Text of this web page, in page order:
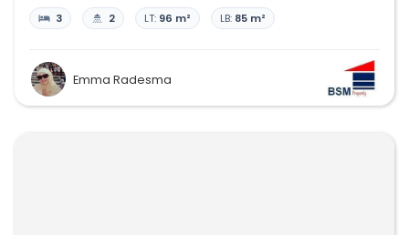
3 2 LT: 96 m² LB: 85 m²
Emma Radesma